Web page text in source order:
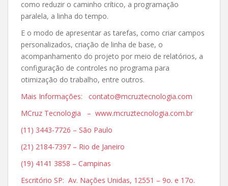
como reduzir o caminho crítico, a programação
paralela, a linha do tempo.
E o modo de apresentar as tarefas, como criar campos
personalizados, criação de linha de base, o
acompanhamento do projeto por meio de relatórios, a
configuração de controles no programa para
otimização do trabalho, entre outros.
Mais Informações: contato@mcruztecnologia.com
MCruz Tecnologia – www.mcruztecnologia.com.br
(11) 3443-7726 – São Paulo
(21) 2184-7397 – Rio de Janeiro
(19) 4141 3858 – Campinas
Escritório SP: Av. Nações Unidas, 12551 – 9o. e 17o.